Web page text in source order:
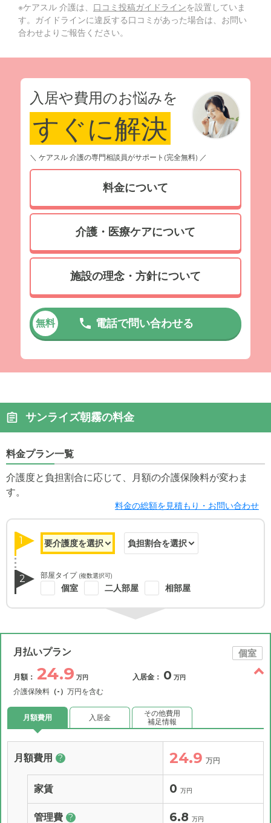
※ケアスル 介護は、 口コミ投稿ガイドラインを設置していま
す。ガイドラインに違反する口コミがあった場合は、お問い
合わせよりご報告ください。
入居や費用のお悩みを
すぐに解決
＼ ケアスル 介護の専門相談員がサポート(完全無料) ／
料金について
介護・医療ケアについて
施設の理念・方針について
無料 電話で問い合わせる
サンライズ朝霧の料金
料金プラン一覧
介護度と負担割合に応じて、月額の介護保険料が変わま
す。
料金の総額を見積もり・お問い合わせ
1
2 部屋タイプ (複数選択可)
個室 二人部屋 相部屋
月払いプラン 個室
月額： 24.9 万円
介護保険料 （-） 万円を含む
入居金： 0 万円
月額費用 入居金
その他費用
補足情報
月額費用 ? 24.9 万円
家賃 0 万円
管理費 ? 6.8 万円